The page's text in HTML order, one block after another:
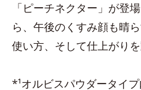
「ピーチネクター」が登
ら、午後のくすみ顔も晴
使い方、そして仕上がり
*¹オルビスパウダータイ